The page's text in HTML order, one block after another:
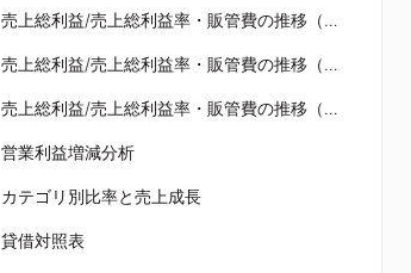
売上総利益/売上総利益率・販管費の推移（四半期）
売上総利益/売上総利益率・販管費の推移（四半期）
売上総利益/売上総利益率・販管費の推移（四半期）
営業利益増減分析
カテゴリ別比率と売上成長
貸借対照表